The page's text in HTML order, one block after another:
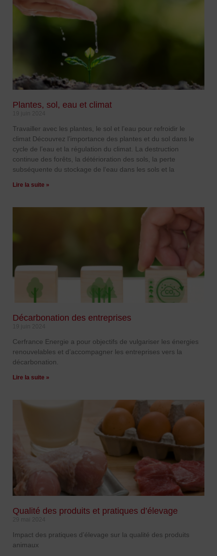
Plantes, sol, eau et climat
Travailler avec les plantes, le sol et l’eau pour refroidir le
climat Découvrez l’importance des plantes et du sol dans le
cycle de l’eau et la régulation du climat. La destruction
continue des forêts, la détérioration des sols, la perte
subséquente du stockage de l‘eau dans les sols et la
Lire la suite »
Décarbonation des entreprises
Cerfrance Energie a pour objectifs de vulgariser les énergies
renouvelables et d’accompagner les entreprises vers la
décarbonation.
Lire la suite »
Qualité des produits et pratiques d’élevage
Impact des pratiques d’élevage sur la qualité des produits
animaux